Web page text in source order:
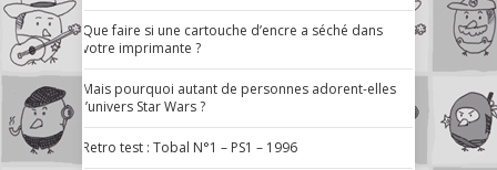
Que faire si une cartouche d’encre a séché dans
votre imprimante ?
Mais pourquoi autant de personnes adorent-elles
l’univers Star Wars ?
Retro test : Tobal N°1 – PS1 – 1996